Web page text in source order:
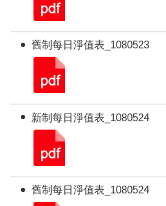
舊制每日淨值表_1080523
新制每日淨值表_1080524
舊制每日淨值表_1080524